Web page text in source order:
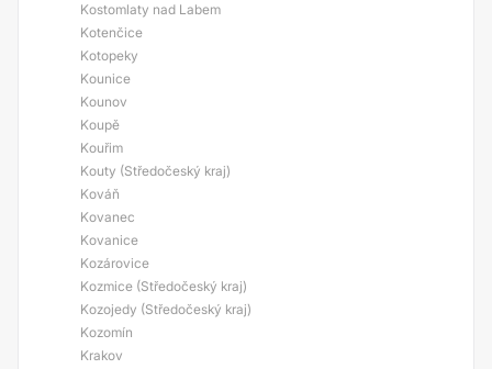
Kostomlaty nad Labem
Kotenčice
Kotopeky
Kounice
Kounov
Koupě
Kouřim
Kouty (Středočeský kraj)
Kováň
Kovanec
Kovanice
Kozárovice
Kozmice (Středočeský kraj)
Kozojedy (Středočeský kraj)
Kozomín
Krakov